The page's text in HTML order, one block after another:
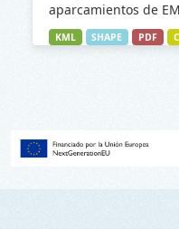
aparcamientos de
KML SHAPE PDF